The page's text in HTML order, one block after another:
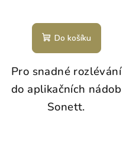
Do košíku
Pro snadné rozlévání
do aplikačních nádob
Sonett.